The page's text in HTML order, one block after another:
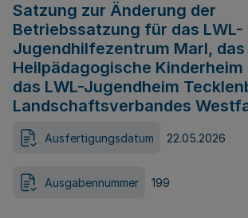
Satzung zur Änderung der
Betriebssatzung für das LWL-
Jugendhilfezentrum Marl, das
Heilpädagogische Kinderheim
das LWL-Jugendheim
Landschaftsverbandes
Ausfertigungsdatum 22.05.2026
Ausgabennummer 199